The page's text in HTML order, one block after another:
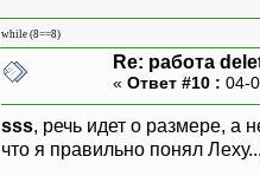
while (8==8)
Re: работа
« Ответ #10 : 04-
sss, речь идет о размере, а
что я правильно понял